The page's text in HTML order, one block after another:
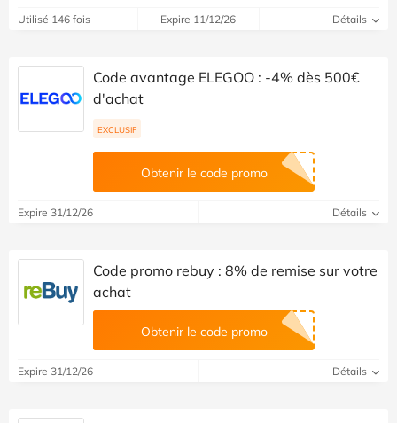
Utilisé 146 fois Expire 11/12/26 Détails
Code avantage ELEGOO : -4% dès 500€
d'achat
EXCLUSIF
Obtenir le code promo
Expire 31/12/26 Détails
Code promo rebuy : 8% de remise sur votre
achat
Obtenir le code promo
Expire 31/12/26 Détails